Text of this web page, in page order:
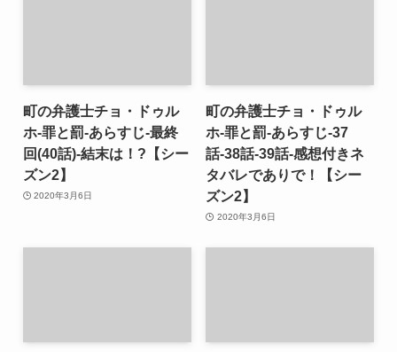
町の弁護士チョ・ドゥル
ホ-罪と罰-あらすじ-最終
回(40話)-結末は！?【シー
ズン2】
2020年3月6日
町の弁護士チョ・ドゥル
ホ-罪と罰-あらすじ-37
話-38話-39話-感想付きネ
タバレでありで！【シー
ズン2】
2020年3月6日